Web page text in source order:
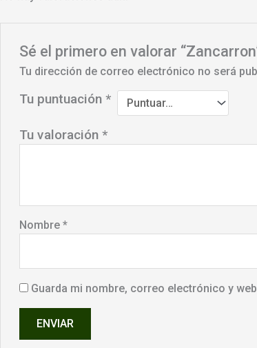
Sé el primero en valorar
Tu dirección de correo electrónico no será
Tu puntuación *
Tu valoración *
Nombre *
Guarda mi nombre, correo electrónico y